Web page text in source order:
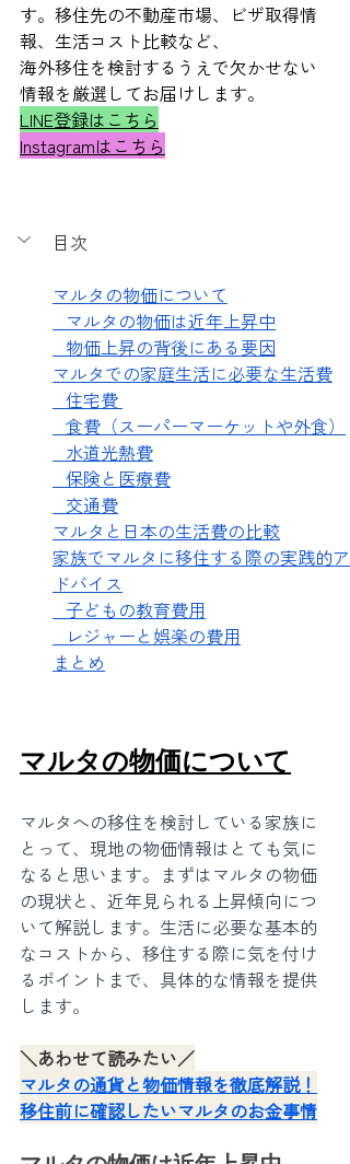
す。移住先の不動産市場、ビザ取得情
報、生活コスト比較など、
海外移住を検討するうえで欠かせない
情報を厳選してお届けします。
LINE登録はこちら
Instagramはこちら
目次
マルタの物価について
マルタの物価は近年上昇中
物価上昇の背後にある要因
マルタでの家庭生活に必要な生活費
  住宅費
  食費（スーパーマーケットや外食）
  水道光熱費
  保険と医療費
   交通費
マルタと日本の生活費の比較
家族でマルタに移住する際の実践的ア
ドバイス
  子どもの教育費用
  レジャーと娯楽の費用
まとめ
マルタの物価について
マルタへの移住を検討している家族に
とって、現地の物価情報はとても気に
なると思います。まずはマルタの物価
の現状と、近年見られる上昇傾向につ
いて解説します。生活に必要な基本的
なコストから、移住する際に気を付け
るポイントまで、具体的な情報を提供
します。
＼あわせて読みたい／
マルタの通貨と物価情報を徹底解説！
移住前に確認したいマルタのお金事情